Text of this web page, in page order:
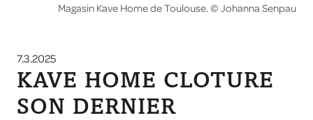
Magasin Kave Home de Toulouse. © Johanna Senpau
7.3.2025
KAVE HOME CLOTURE
SON DERNIER